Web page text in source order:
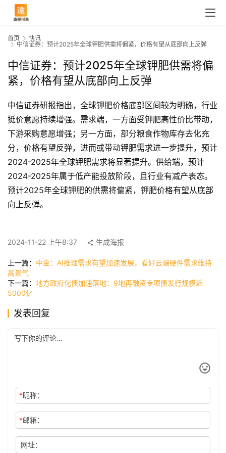
首
页
快
公
时
技
首页
快讯
中信证券：预计2025年全球钾肥供需将偏紧，价格有望从底部向上反弹
中信证券：预计2025年全球钾肥供需将偏
紧，价格有望从底部向上反弹
中信证券研报指出，全球钾肥价格底部区间较为明确，行业
挺价意愿持续增强。需求端，一方面受钾肥高性价比带动，
下游采购意愿增强；另一方面，部分粮食作物库存去化充
分，价格有望反弹，进而或带动钾肥需求进一步提升，预计
2024-2025年全球钾肥需求将显著提升。供给端，预计
2024-2025年属于低产能投放阶段，且行业有减产表态。
预计2025年全球钾肥的供需将偏紧，钾肥价格有望从底部
向上反弹。
2024-11-22 上午8:37 生成海报
上一篇： 中金：AI推理需求有望加速发展，看好云端硬件需求维持
高景气
下一篇： 地方政府化债加速落地：9地再融资专项债发行规模近
5000亿
发表回复
*昵称：
*邮箱：
网址：